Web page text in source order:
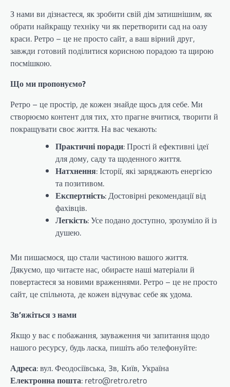
З нами ви дізнаєтеся, як зробити свій дім затишнішим, як
обрати найкращу техніку чи як перетворити сад на оазу
краси. Ретро – це не просто сайт, а ваш вірний друг,
завжди готовий поділитися корисною порадою та щирою
посмішкою.
Що ми пропонуємо?
Ретро – це простір, де кожен знайде щось для себе. Ми
створюємо контент для тих, хто прагне вчитися, творити й
покращувати своє життя. На вас чекають:
Практичні поради: Прості й ефективні ідеї
для дому, саду та щоденного життя.
Натхнення: Історії, які заряджають енергією
та позитивом.
Експертність: Достовірні рекомендації від
фахівців.
Легкість: Усе подано доступно, зрозуміло й із
душею.
Ми пишаємося, що стали частиною вашого життя.
Дякуємо, що читаєте нас, обираєте наші матеріали й
повертаєтеся за новими враженнями. Ретро – це не просто
сайт, це спільнота, де кожен відчуває себе як удома.
Зв’яжіться з нами
Якщо у вас є побажання, зауваження чи запитання щодо
нашого ресурсу, будь ласка, пишіть або телефонуйте:
Адреса: вул. Феодосіївська, 3в, Київ, Україна
Електронна пошта: retro@retro.retro